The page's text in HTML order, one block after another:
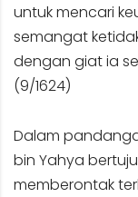
untuk mencari
semangat
dengan giat ia
(9/1624)
Dalam
bin Yahya
memberontak